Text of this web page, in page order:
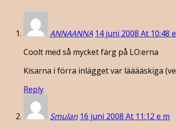
ANNAANNA 14 juni 2008 At 10:48
Coolt med så mycket färg på LO:erna
Kisarna i förra inlägget var lääääskiga
Reply
Smulan 16 juni 2008 At 11:12 e m